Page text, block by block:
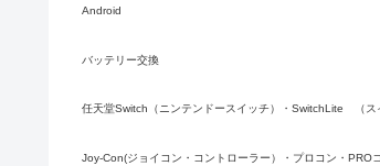
Android
バッテリー交換
任天堂Switch（ニンテンドースイッチ）・SwitchLite （ス
Joy-Con(ジョイコン・コントローラー）・プロコン・PRO